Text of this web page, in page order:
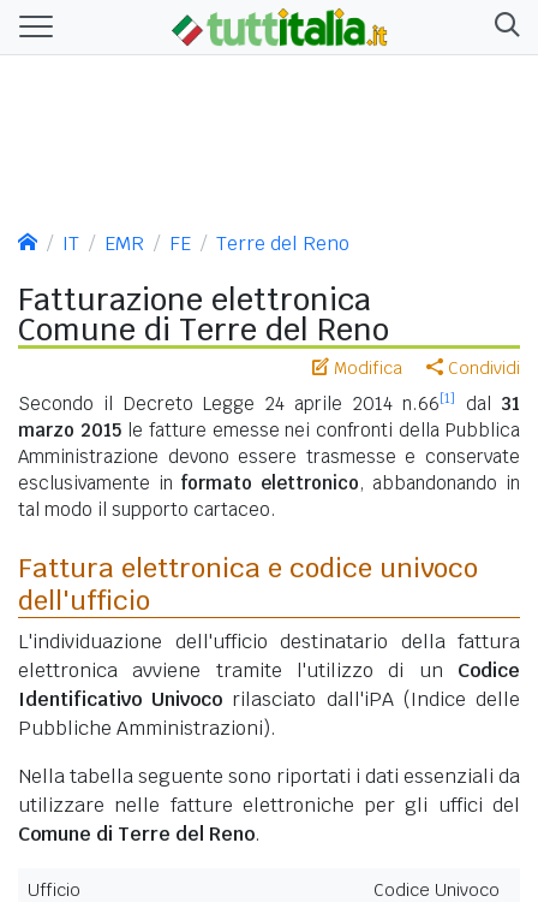
IT EMR FE Terre del Reno
Fatturazione elettronica
Comune di Terre del Reno
Modifica Condividi
Secondo il Decreto Legge 24 aprile 2014 n.66[1] dal 31
marzo 2015le fatture emesse nei confronti della Pubblica
Amministrazione devono essere trasmesse e conservate
esclusivamente in formato elettronico, abbandonando in
tal modo il supporto cartaceo.
Fattura elettronica e codice univoco
dell'ufficio
L'individuazione dell'ufficio destinatario della fattura
elettronica avviene tramite l'utilizzo di un Codice
Identificativo Univoco rilasciato dall'iPA (Indice delle
Pubbliche Amministrazioni).
Nella tabella seguente sono riportati i dati essenziali da
utilizzare nelle fatture elettroniche per gli uffici del
Comune di Terre del Reno.
Ufficio Codice Univoco